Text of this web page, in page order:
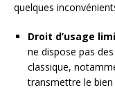
quelques
Droit d’usage
ne dispose pas
classique,
transmettre le bien